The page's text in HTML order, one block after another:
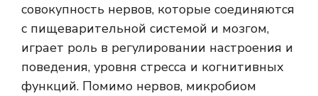
совокупность нервов, которые соединяются
с пищеварительной системой и мозгом,
играет роль в регулировании настроения и
поведения, уровня стресса и когнитивных
функций. Помимо нервов, микробиом